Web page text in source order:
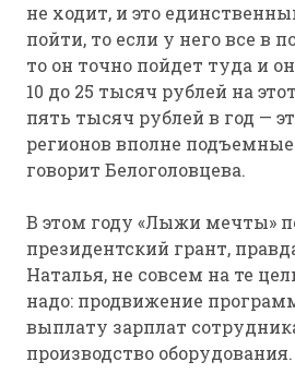
не ходит, и это
пойти, то если у него все в
то он точно пойдет туда и
10 до 25 тысяч рублей на
пять тысяч рублей в год —
регионов вполне подъемные
говорит Белоголовцева.
В этом году «Лыжи мечты»
президентский грант,
Наталья, не совсем на те
надо: продвижение
выплату зарплат
производство оборудования.